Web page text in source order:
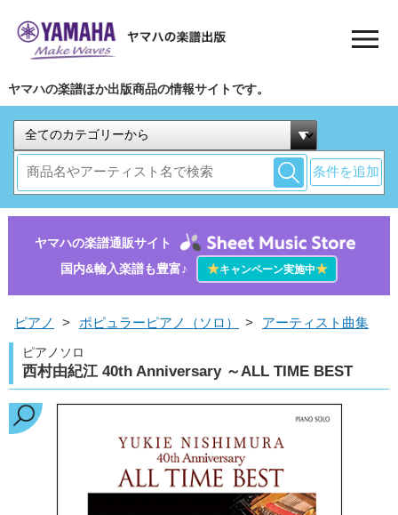
ヤマハの楽譜ほか出版商品の情報サイトです。
条件を追加
ヤマハの楽譜通販サイト
国内&輸入楽譜も豊富♪
★キャンペーン実施中★
ピアノ > ポピュラーピアノ（ソロ） > アーティスト曲集
ピアノソロ
西村由紀江 40th Anniversary ～ALL TIME BEST